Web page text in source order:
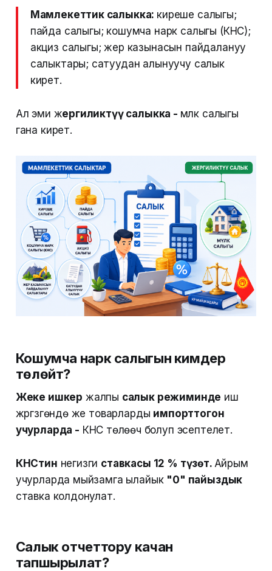
Мамлекеттик салыкка: киреше салыгы;
пайда салыгы; кошумча нарк салыгы (КНС);
акциз салыгы; жер казынасын пайдалануу
салыктары; сатуудан алынуучу салык
кирет.
Ал эми жергиликтүү салыкка - мүлк салыгы
гана кирет.
Кошумча нарк салыгын кимдер
төлөйт?
Жеке ишкер жалпы салык режиминде иш
жүргүзгөндө же товарларды импорттогон
учурларда - КНС төлөөчү болуп эсептелет.
КНСтин негизги ставкасы 12 % түзөт. Айрым
учурларда мыйзамга ылайык "0" пайыздык
ставка колдонулат.
Салык отчеттору качан
тапшырылат?